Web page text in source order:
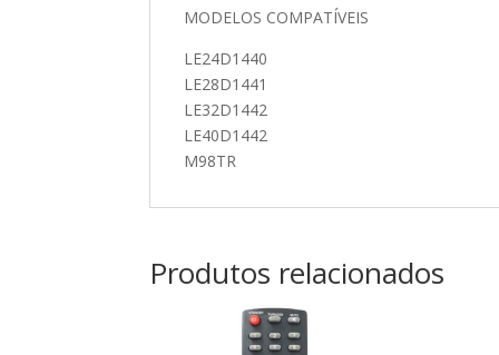
MODELOS COMPATÍVEIS
LE24D1440
LE28D1441
LE32D1442
LE40D1442
M98TR
Produtos relacionados